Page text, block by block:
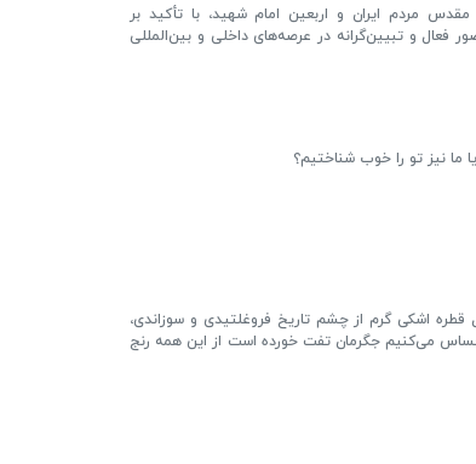
مردم ایران و اربعین امام شهید، با تأکید بر
فعال و تبیین‌گرانه در عرصه‌های داخلی و بین‌المللی
ما نیز تو را خوب شناختیم؟
اشکی گرم از چشم تاریخ فروغلتیدی و سوزاندی،
می‌کنیم جگرمان تفت خورده است از این همه رنج